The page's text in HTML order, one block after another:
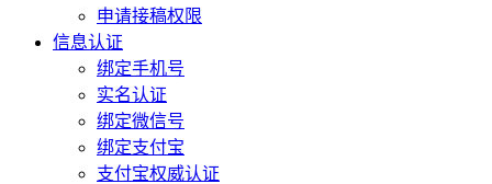
申请接稿权限
信息认证
绑定手机号
实名认证
绑定微信号
绑定支付宝
支付宝权威认证